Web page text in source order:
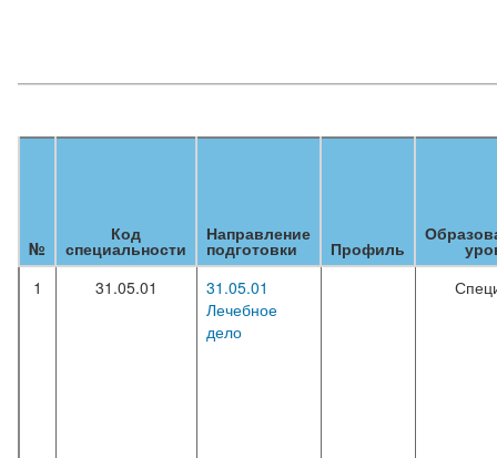
№
Код
специальности
Направление
подготовки Профиль
1
31.05.01
31.05.01
Лечебное
дело